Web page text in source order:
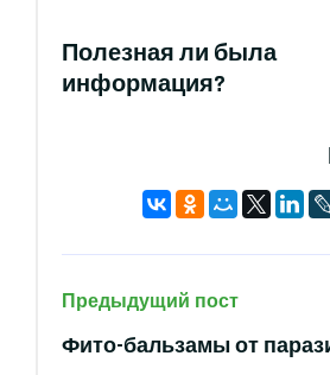
Полезная ли была
информация?
Предыдущий пост
Фито-бальзамы от